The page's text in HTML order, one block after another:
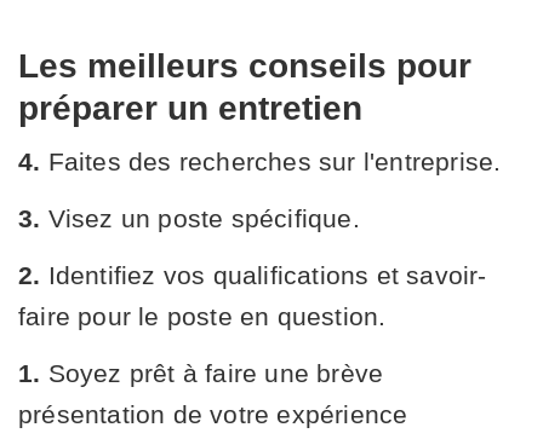
Les meilleurs conseils pour
préparer un entretien
4. Faites des recherches sur l'entreprise.
3. Visez un poste spécifique.
2. Identifiez vos qualifications et savoir-
faire pour le poste en question.
1. Soyez prêt à faire une brève
présentation de votre expérience